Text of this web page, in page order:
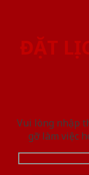
ĐẶT
Vui lòng nhập
gỡ làm việc